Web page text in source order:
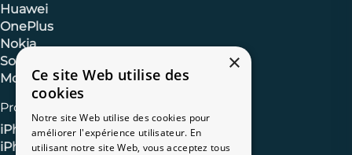
Produits Apple
iPhone 13
iPhone 11
Huawei
OnePlus
Nokia
Sony
Motorola
×
Ce site Web utilise des
cookies
Notre site Web utilise des cookies pour
améliorer l'expérience utilisateur. En
utilisant notre site Web, vous acceptez tous